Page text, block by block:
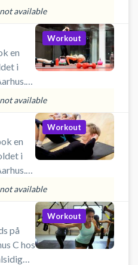
på
hele
og
available
en
i
i
et
Workout
available
en
i
tilbage
holdt
Livet
styrke,
hold
Workout
available
på
C hos
Workout